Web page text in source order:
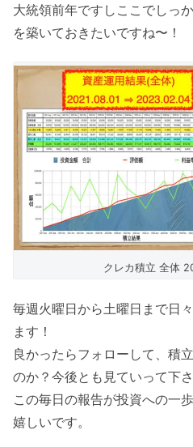
大統領前年ですしここでしっ
を築いておきたいですね〜！
クレカ積立 全体
毎週火曜日から土曜日まで日
ます！
良かったらフォローして、積
のか？今後とも見ていって下さ
この毎日の報告が投資への一
嬉しいです。